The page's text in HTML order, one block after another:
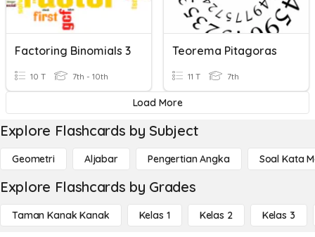
Factoring Binomials 3
10 T 7th - 10th
Teorema Pitagoras
11 T 7th
Load More
Explore Flashcards by Subject
Geometri Aljabar Pengertian Angka Soal Kata
Explore Flashcards by Grades
Taman Kanak Kanak Kelas 1 Kelas 2 Kelas 3